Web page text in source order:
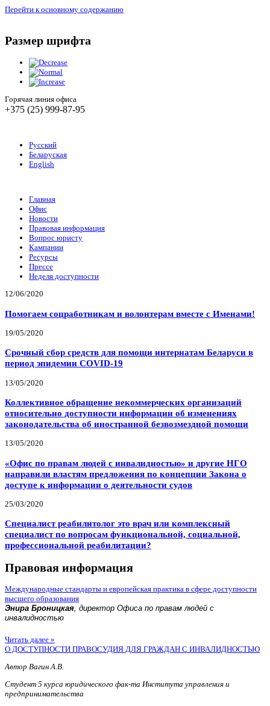
Перейти к основному содержанию
Размер шрифта
Горячая линия офиса
+375 (25) 999-87-95
Русский
Беларуская
English
Главная
Офис
Новости
Правовая информация
Вопрос юристу
Кампании
Ресурсы
Прессе
Неделя доступности
12/06/2020
Помогаем соцработникам и волонтерам вместе с Именами!
19/05/2020
Срочный сбор средств для помощи интернатам Беларуси в
период эпидемии COVID-19
13/05/2020
Коллективное обращение некоммерческих организаций
относительно доступности информации об изменениях
законодательства об иностранной безвозмездной помощи
13/05/2020
«Офис по правам людей с инвалидностью» и другие НГО
направили властям предложения по концепции Закона о
доступе к информации о деятельности судов
25/03/2020
Специалист реабилитолог это врач или комплексный
специалист по вопросам функциональной, социальной,
профессиональной реабилитации?
Правовая информация
Международные стандарты и европейская практика в сфере доступности
высшего образования
Энира Броницкая, директор Офиса по правам людей с
инвалидностью
Читать далее »
О ДОСТУПНОСТИ ПРАВОСУДИЯ ДЛЯ ГРАЖДАН С ИНВАЛИДНОСТЬЮ
Автор Вагин А.В.
Студент 5 курса юридического фак-та Института управления и
предпринимательства